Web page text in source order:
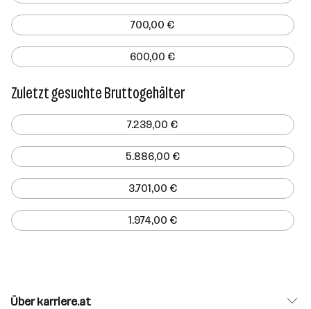
700,00 €
600,00 €
Zuletzt gesuchte Bruttogehälter
7.239,00 €
5.886,00 €
3.701,00 €
1.974,00 €
Über karriere.at